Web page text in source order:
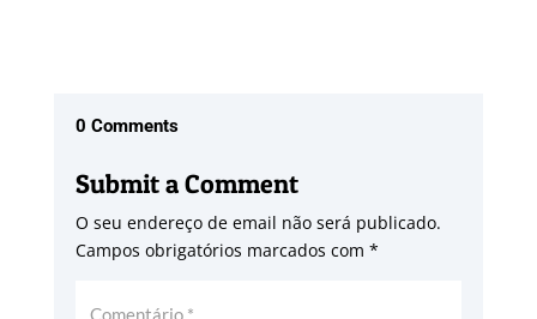
0 Comments
Submit a Comment
O seu endereço de email não será publicado.
Campos obrigatórios marcados com *